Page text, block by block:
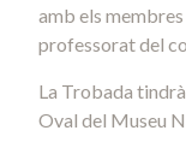
amb els
professorat del
La Trobada
Oval del Museu